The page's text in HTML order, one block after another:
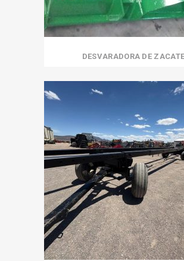
DESVARADORA DE ZACATE